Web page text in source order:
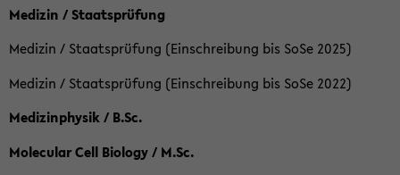
Medizin / Staatsprüfung
Medizin / Staatsprüfung (Einschreibung bis SoSe 2025)
Medizin / Staatsprüfung (Einschreibung bis SoSe 2022)
Medizinphysik / B.Sc.
Molecular Cell Biology / M.Sc.